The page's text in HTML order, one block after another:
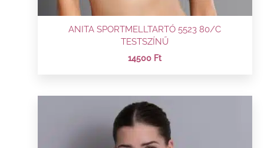
ANITA SPORTMELLTARTÓ 5523 80/C
TESTSZÍNŰ
14500 Ft